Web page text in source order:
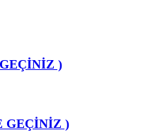
)
GEÇİNİZ )